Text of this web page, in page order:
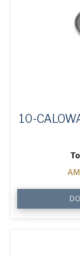
10-
Pizza
Tray
quantity